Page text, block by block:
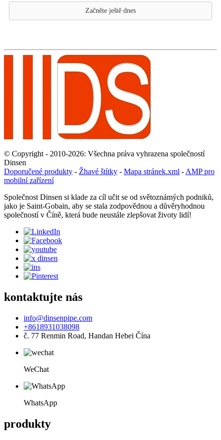
Začněte ještě dnes
© Copyright - 2010-2026: Všechna práva vyhrazena společností
Dinsen
Doporučené produkty - Žhavé štítky - Mapa stránek.xml -AMP pro
mobilní zařízení
Společnost Dinsen si klade za cíl učit se od světoznámých podniků,
jako je Saint-Gobain, aby se stala zodpovědnou a důvěryhodnou
společností v Číně, která bude neustále zlepšovat životy lidí!
kontaktujte nás
info@dinsenpipe.com
+8618931038098
č. 77 Renmin Road, Handan Hebei Čína
WeChat
WhatsApp
produkty